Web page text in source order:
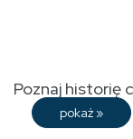
Poznaj historię
pokaż »